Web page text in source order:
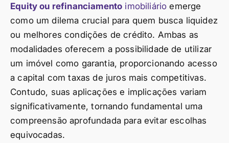
Equity ou refinanciamento imobiliário emerge
como um dilema crucial para quem busca liquidez
ou melhores condições de crédito. Ambas as
modalidades oferecem a possibilidade de utilizar
um imóvel como garantia, proporcionando acesso
a capital com taxas de juros mais competitivas.
Contudo, suas aplicações e implicações variam
significativamente, tornando fundamental uma
compreensão aprofundada para evitar escolhas
equivocadas.